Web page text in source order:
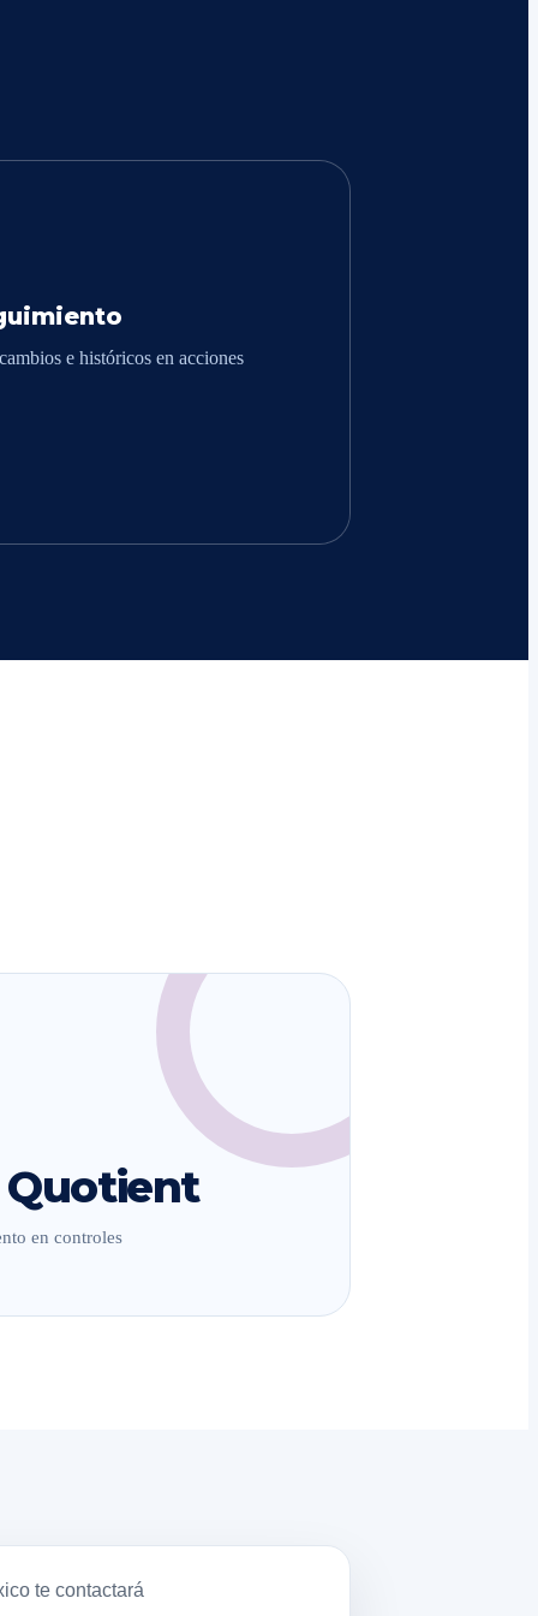
e históricos en acciones
Quotient
en controles